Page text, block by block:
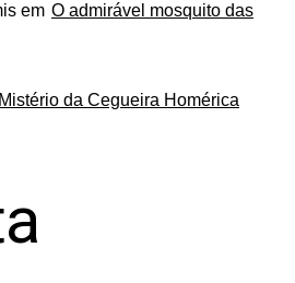
em O admirável mosquito das
da Cegueira Homérica